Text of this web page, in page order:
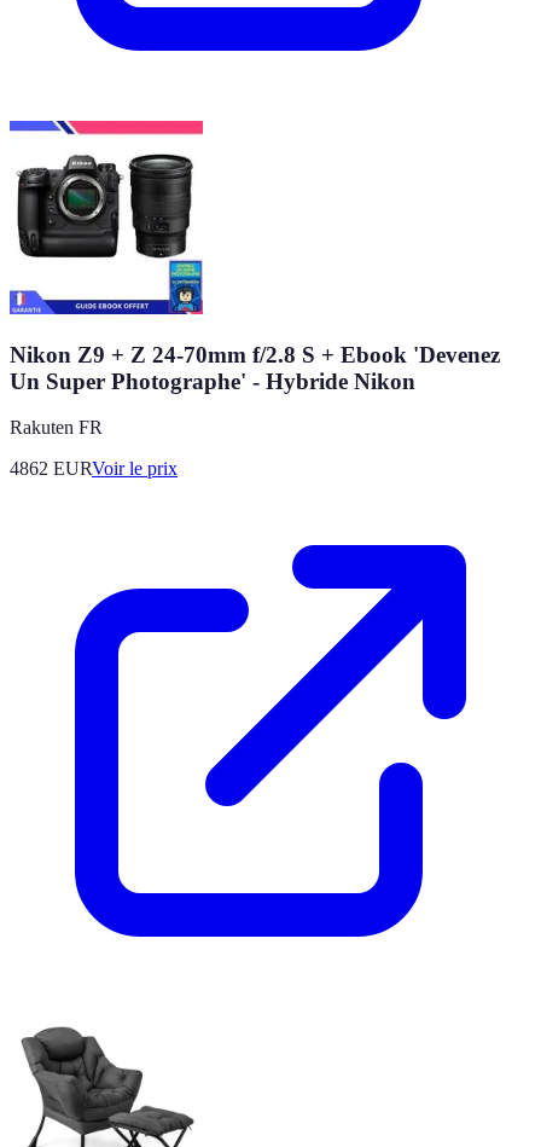
Nikon Z9 + Z 24-70mm f/2.8 S + Ebook 'Devenez
Un Super Photographe' - Hybride Nikon
Rakuten FR
4862 EURVoir le prix